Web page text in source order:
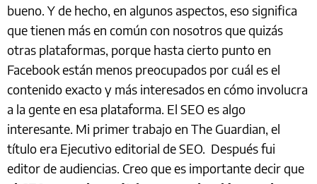
bueno. Y de hecho, en algunos aspectos, eso significa
que tienen más en común con nosotros que quizás
otras plataformas, porque hasta cierto punto en
Facebook están menos preocupados por cuál es el
contenido exacto y más interesados en cómo involucra
a la gente en esa plataforma. El SEO es algo
interesante. Mi primer trabajo en The Guardian, el
título era Ejecutivo editorial de SEO. Después fui
editor de audiencias. Creo que es importante decir que